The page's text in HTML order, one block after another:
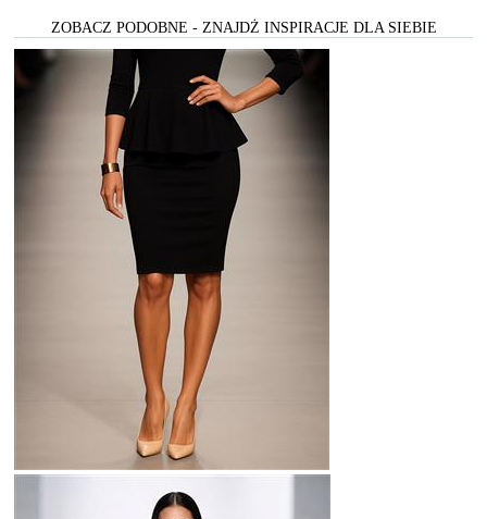
ZOBACZ PODOBNE - ZNAJDŻ INSPIRACJE DLA SIEBIE